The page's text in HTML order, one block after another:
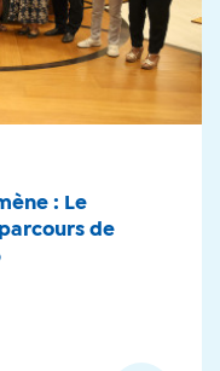
: Le
de